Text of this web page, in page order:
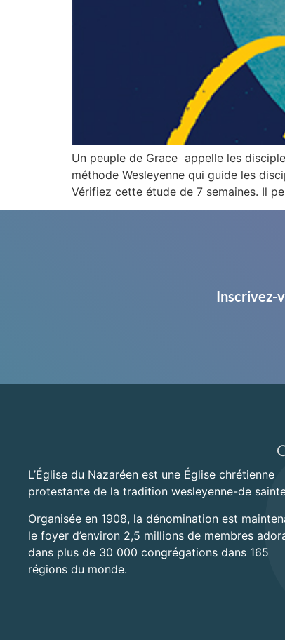
Un peuple de Grace appelle les
méthode Wesleyenne qui guide les
Vérifiez cette étude de 7 semaines. Il
Inscrivez-
L’Église du Nazaréen est une Église chrétienne
protestante de la tradition wesleyenne-de
Organisée en 1908, la dénomination est
le foyer d’environ 2,5 millions de membres
dans plus de 30 000 congrégations dans 165
régions du monde.